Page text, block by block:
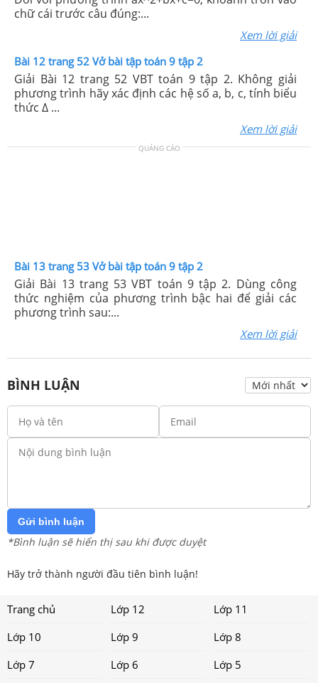
chữ cái trước câu đúng:...
Xem lời giải
Bài 12 trang 52 Vở bài tập toán 9 tập 2
Giải Bài 12 trang 52 VBT toán 9 tập 2. Không giải
phương trình hãy xác định các hệ số a, b, c, tính biểu
thức Δ ...
Xem lời giải
QUẢNG CÁO
Bài 13 trang 53 Vở bài tập toán 9 tập 2
Giải Bài 13 trang 53 VBT toán 9 tập 2. Dùng công
thức nghiệm của phương trình bậc hai để giải các
phương trình sau:...
Xem lời giải
BÌNH LUẬN
Gửi bình luận
*Bình luận sẽ hiển thị sau khi được duyệt
Hãy trở thành người đầu tiên bình luận!
Trang chủ Lớp 12
Lớp 11
Lớp 10
Lớp 9
Lớp 8
Lớp 7
Lớp 6 Lớp 5